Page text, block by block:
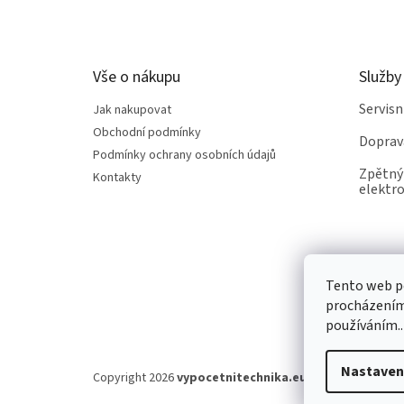
Tento web
Vše o nákupu
Jak nakupovat
Obchodní podmínky
Podmínky ochrany osobních údajů
Kontakty
Služby
Copyright 2026vypocetnitechnika.eu . Všechna práva